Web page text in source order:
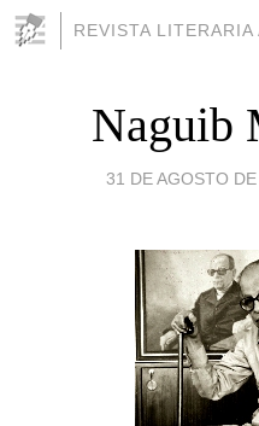
REVISTA LITERARIA
Naguib
31 DE AGOSTO